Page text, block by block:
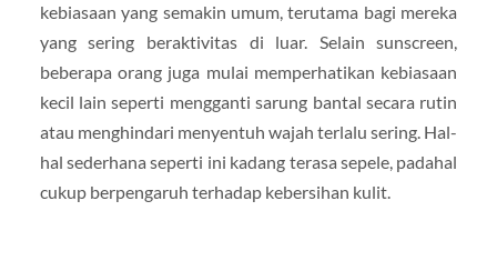
kebiasaan yang semakin umum, terutama bagi mereka
yang sering beraktivitas di luar. Selain sunscreen,
beberapa orang juga mulai memperhatikan kebiasaan
kecil lain seperti mengganti sarung bantal secara rutin
atau menghindari menyentuh wajah terlalu sering. Hal-
hal sederhana seperti ini kadang terasa sepele, padahal
cukup berpengaruh terhadap kebersihan kulit.